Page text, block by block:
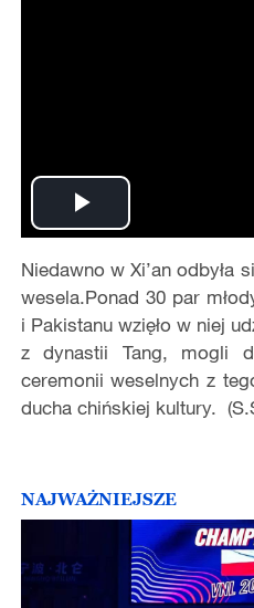
Play
Video
Niedawno w Xi’an odbyła
wesela.Ponad 30 par
i Pakistanu wzięło w niej
z dynastii Tang, mogli
ceremonii weselnych z
ducha chińskiej kultury.
NAJWAŻNIEJSZE